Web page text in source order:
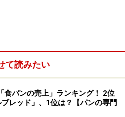
気シェフの魅力なら、今まで
取り上げられています。 今回
き、シェフの言葉で語ってい
言っても、厨房ではありませ
て読みたい
食パンの売上」ランキング！ 2位
ブレッド」、1位は？【パンの専門